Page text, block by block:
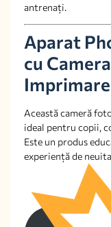
antrenați.
Aparat
cu
Imprimare
Această cameră
ideal pentru copii,
Este un produs
experiență de